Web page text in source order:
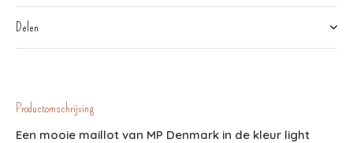
Delen
Productomschrijving
Een mooie maillot van MP Denmark in de kleur light